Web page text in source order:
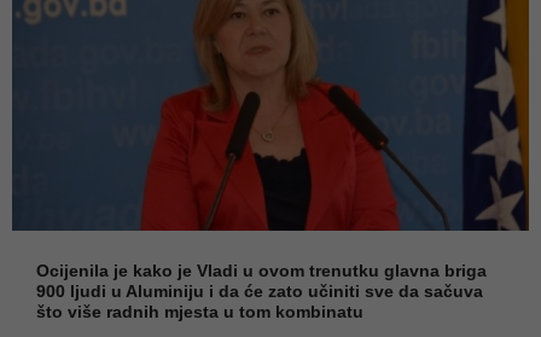
Ocijenila je kako je Vladi u ovom trenutku glavna briga
900 ljudi u Aluminiju i da će zato učiniti sve da sačuva
što više radnih mjesta u tom kombinatu